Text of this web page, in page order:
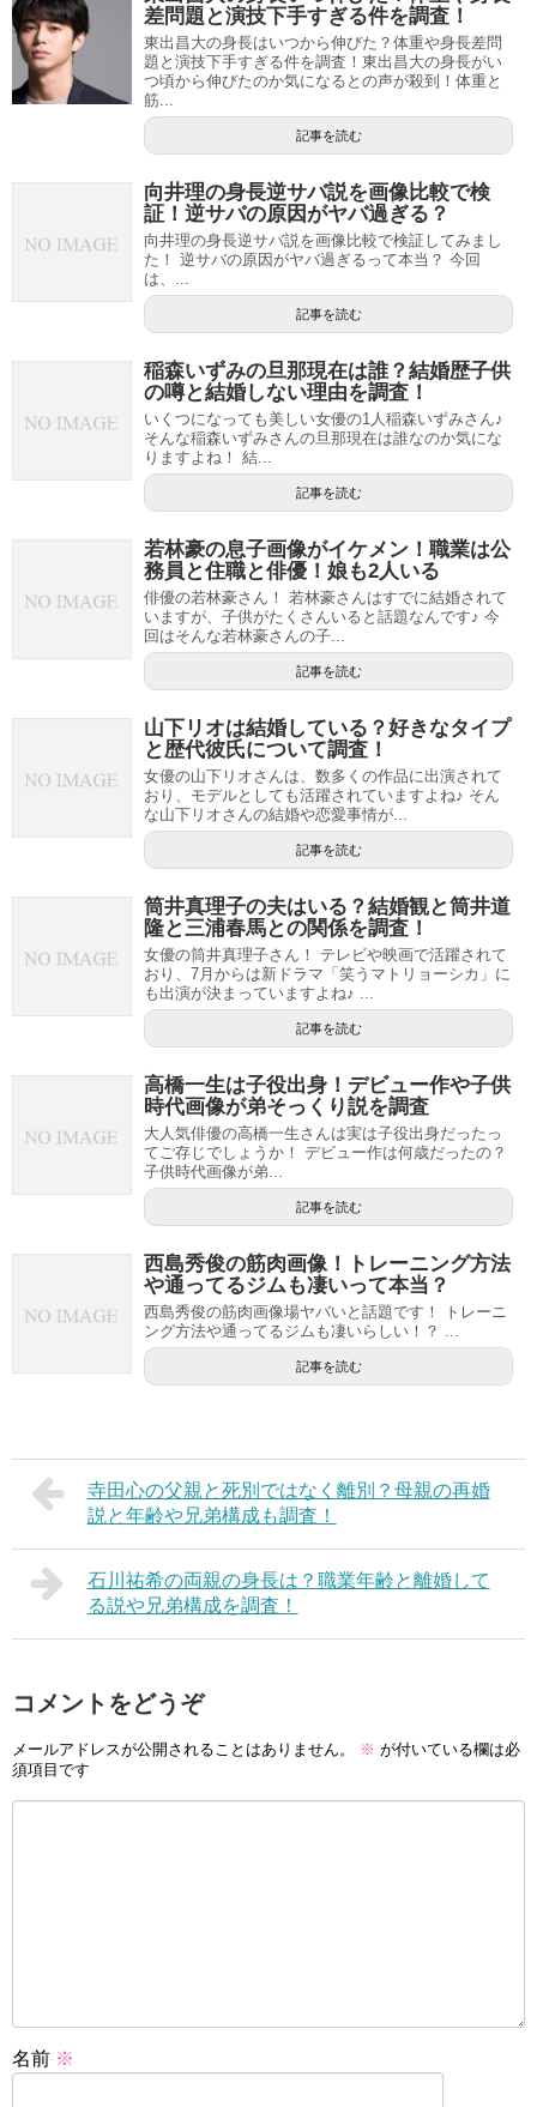
差問題と演技下手すぎる件を調査！
東出昌大の身長はいつから伸びた？体重や身長差問
題と演技下手すぎる件を調査！東出昌大の身長がい
つ頃から伸びたのか気になるとの声が殺到！体重と
筋...
記事を読む
向井理の身長逆サバ説を画像比較で検
証！逆サバの原因がヤバ過ぎる？
向井理の身長逆サバ説を画像比較で検証してみまし
た！ 逆サバの原因がヤバ過ぎるって本当？ 今回
は、...
記事を読む
稲森いずみの旦那現在は誰？結婚歴子供
の噂と結婚しない理由を調査！
いくつになっても美しい女優の1人稲森いずみさん♪
そんな稲森いずみさんの旦那現在は誰なのか気にな
りますよね！ 結...
記事を読む
若林豪の息子画像がイケメン！職業は公
務員と住職と俳優！娘も2人いる
俳優の若林豪さん！ 若林豪さんはすでに結婚されて
いますが、子供がたくさんいると話題なんです♪ 今
回はそんな若林豪さんの子...
記事を読む
山下リオは結婚している？好きなタイプ
と歴代彼氏について調査！
女優の山下リオさんは、数多くの作品に出演されて
おり、モデルとしても活躍されていますよね♪ そん
な山下リオさんの結婚や恋愛事情が...
記事を読む
筒井真理子の夫はいる？結婚観と筒井道
隆と三浦春馬との関係を調査！
女優の筒井真理子さん！ テレビや映画で活躍されて
おり、7月からは新ドラマ「笑うマトリョーシカ」に
も出演が決まっていますよね♪ ...
記事を読む
高橋一生は子役出身！デビュー作や子供
時代画像が弟そっくり説を調査
大人気俳優の高橋一生さんは実は子役出身だったっ
てご存じでしょうか！ デビュー作は何歳だったの？
子供時代画像が弟...
記事を読む
西島秀俊の筋肉画像！トレーニング方法
や通ってるジムも凄いって本当？
西島秀俊の筋肉画像場ヤバいと話題です！ トレーニ
ング方法や通ってるジムも凄いらしい！？ ...
記事を読む
寺田心の父親と死別ではなく離別？母親の再婚
説と年齢や兄弟構成も調査！
石川祐希の両親の身長は？職業年齢と離婚して
る説や兄弟構成を調査！
コメントをどうぞ
メールアドレスが公開されることはありません。 ※ が付いている欄は必
須項目です
名前 ※